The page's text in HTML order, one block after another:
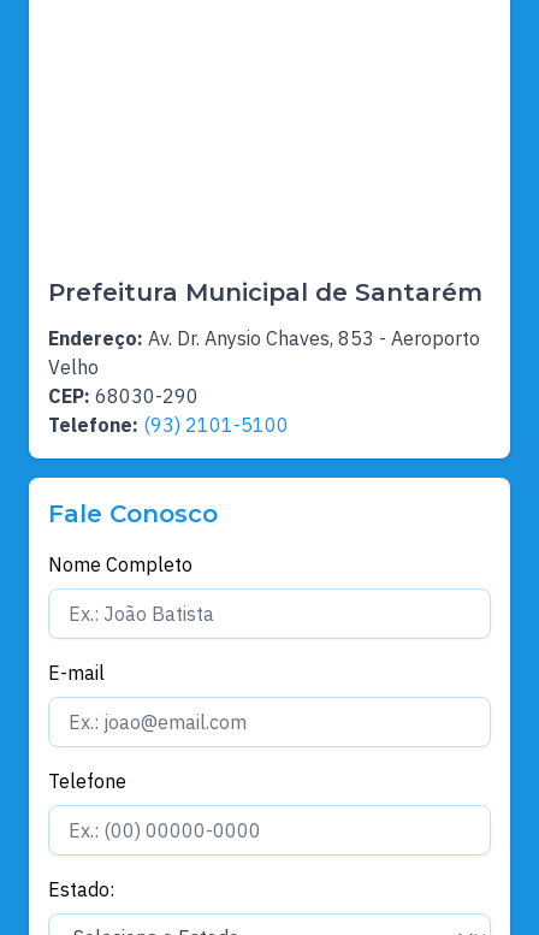
Prefeitura Municipal de Santarém
Endereço: Av. Dr. Anysio Chaves, 853 - Aeroporto
Velho
CEP: 68030-290
Telefone: (93) 2101-5100
Fale Conosco
Nome Completo
E-mail
Telefone
Estado: